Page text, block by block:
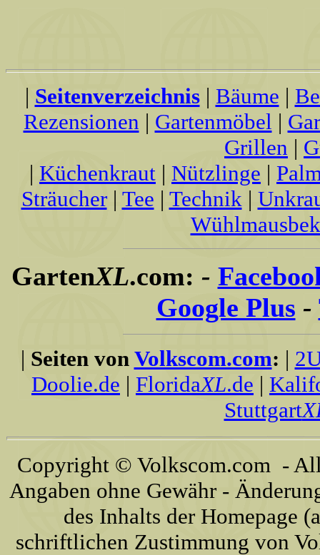
| Seitenverzeichnis| Bäume |
Rezensionen | Gartenmöbel |
Grillen |
| Küchenkraut | Nützlinge |
Sträucher| Tee | Technik|
GartenXL.com: -
Google Plus -
| Seiten von Volkscom.com: |
Doolie.de | FloridaXL.de |
Stuttgart
Copyright © Volkscom.com -
Angaben ohne Gewähr -
des Inhalts der Homepage
schriftlichen Zustimmung von